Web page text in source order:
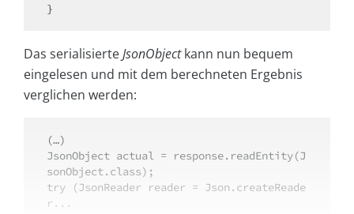
}
Das serialisierteJsonObjectkann nun bequem
eingelesen und mit dem berechneten Ergebnis
verglichen werden:
(…)
JsonObject actual = response.readEntity(J
sonObject.class);
try (JsonReader reader = Json.createReade
r...